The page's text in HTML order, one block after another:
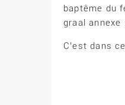
baptême du
graal annexe
C’est dans